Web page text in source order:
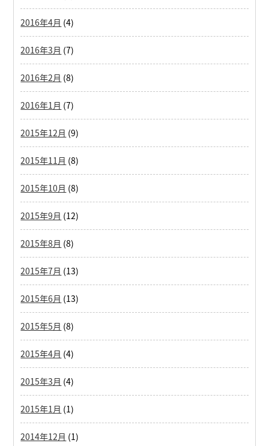
2016年4月 (4)
2016年3月 (7)
2016年2月 (8)
2016年1月 (7)
2015年12月 (9)
2015年11月 (8)
2015年10月 (8)
2015年9月 (12)
2015年8月 (8)
2015年7月 (13)
2015年6月 (13)
2015年5月 (8)
2015年4月 (4)
2015年3月 (4)
2015年1月 (1)
2014年12月 (1)